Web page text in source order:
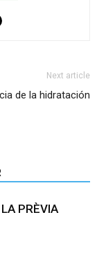
Next article
de la hidratación
PRÈVIA